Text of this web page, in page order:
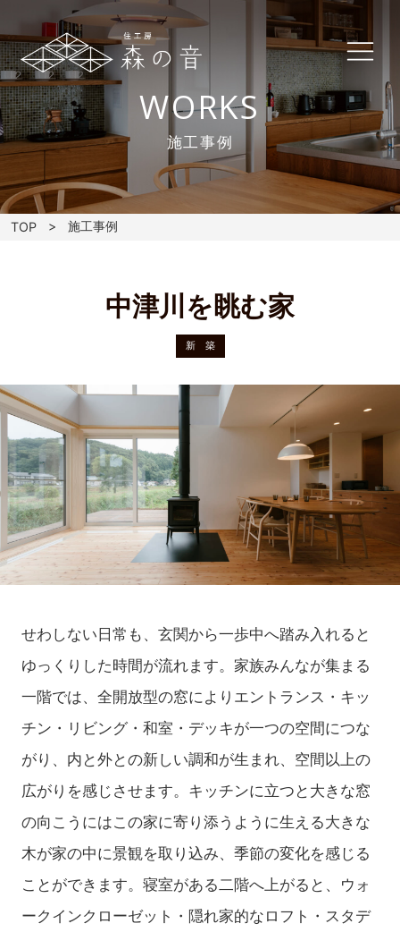
WORKS
施工事例
TOP 施工事例
中津川を眺む家
新 築
せわしない日常も、玄関から一歩中へ踏み入れると
ゆっくりした時間が流れます。家族みんなが集まる
一階では、全開放型の窓によりエントランス・キッ
チン・リビング・和室・デッキが一つの空間につな
がり、内と外との新しい調和が生まれ、空間以上の
広がりを感じさせます。キッチンに立つと大きな窓
の向こうにはこの家に寄り添うように生える大きな
木が家の中に景観を取り込み、季節の変化を感じる
ことができます。寝室がある二階へ上がると、ウォ
ークインクローゼット・隠れ家的なロフト・スタデ